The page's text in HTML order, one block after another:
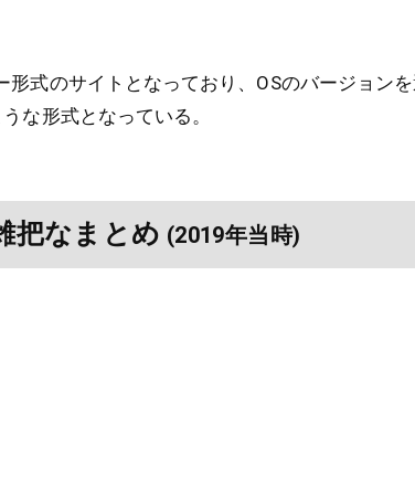
形式のサイトとなっており、OSのバージョン
な形式となっている。
把なまとめ (2019年当時)